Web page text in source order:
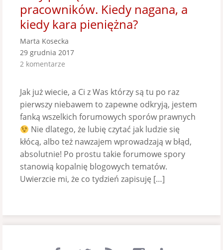
pracowników. Kiedy nagana, a
kiedy kara pieniężna?
Marta Kosecka
29 grudnia 2017
2 komentarze
Jak już wiecie, a Ci z Was którzy są tu po raz
pierwszy niebawem to zapewne odkryją, jestem
fanką wszelkich forumowych sporów prawnych
Nie dlatego, że lubię czytać jak ludzie się
kłócą, albo też nawzajem wprowadzają w błąd,
absolutnie! Po prostu takie forumowe spory
stanowią kopalnię blogowych tematów.
Uwierzcie mi, że co tydzień zapisuję […]